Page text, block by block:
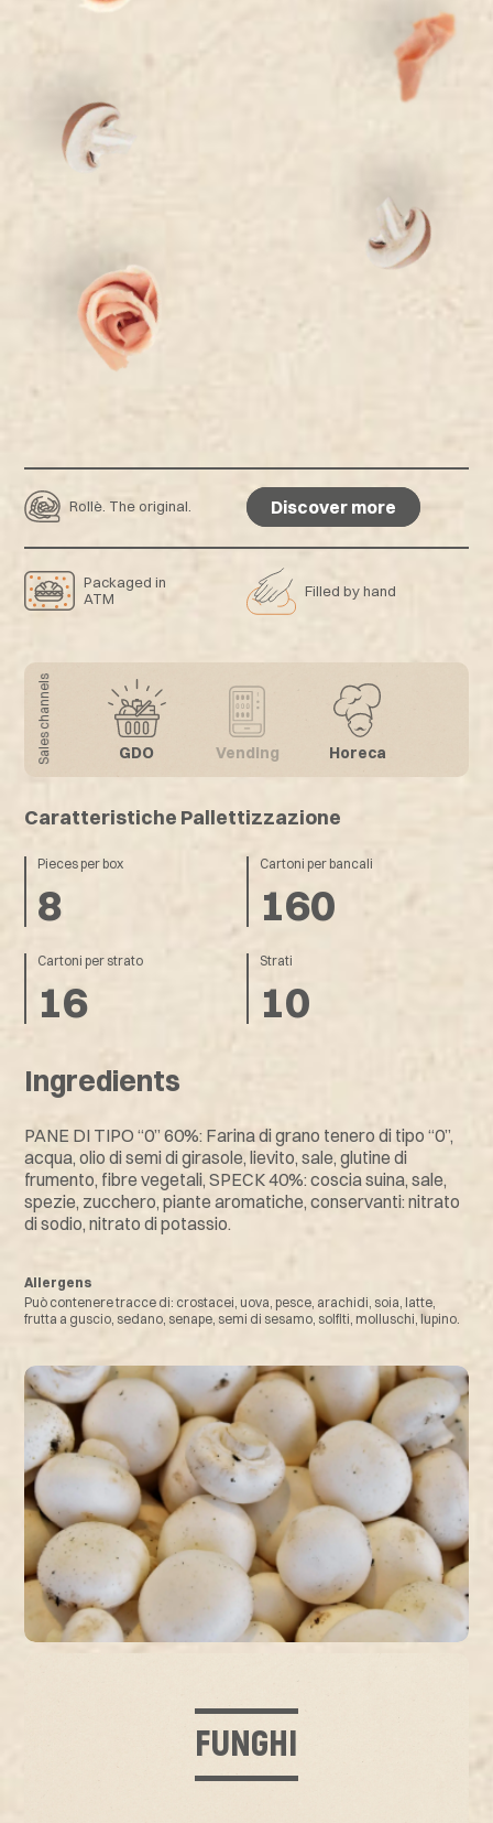
Rollè. The original. Discover more
Packaged in
ATM
Filled by hand
Sales channels GDO Vending Horeca
Ingredients
PANE DI TIPO “0” 60%: Farina di grano tenero di tipo “0”,
acqua, olio di semi di girasole, lievito, sale, glutine di
frumento, fibre vegetali, SPECK 40%: coscia suina, sale,
spezie, zucchero, piante aromatiche, conservanti: nitrato
di sodio, nitrato di potassio.
Allergens
Può contenere tracce di: crostacei, uova, pesce, arachidi, soia, latte,
frutta a guscio, sedano, senape, semi di sesamo, solfiti, molluschi, lupino.
Caratteristiche Pallettizzazione
Pieces per box
8
Cartoni per bancali
160
Cartoni per strato
16
Strati
10
FUNGHI